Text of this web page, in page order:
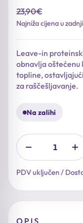
23,90€
Najniža cijena u
Izvorna
je:
23,90 €.
Trenutna
19,12 €.
Leave-in
obnavlja oštećenu
topline,
za raščešljavanje.
Na zalihi
PDV uključen /
OPIS